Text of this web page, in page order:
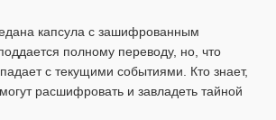
капсула с зашифрованным
полному переводу, но, что
с текущими событиями. Кто знает,
расшифровать и завладеть тайной